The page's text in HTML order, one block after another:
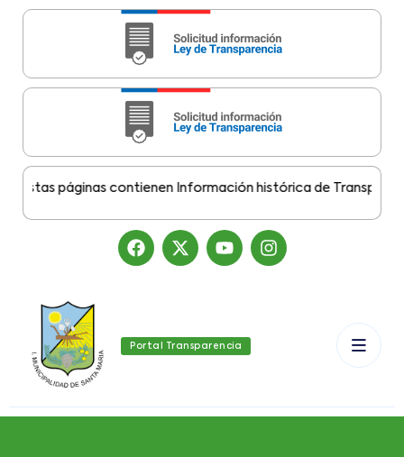
páginas contienen Información histórica de Transparencia
Portal Transparencia